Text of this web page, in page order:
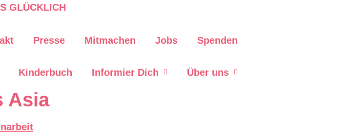
Presse Mitmachen Jobs Spenden
Kinderbuch Informier Dich Über uns
Asia